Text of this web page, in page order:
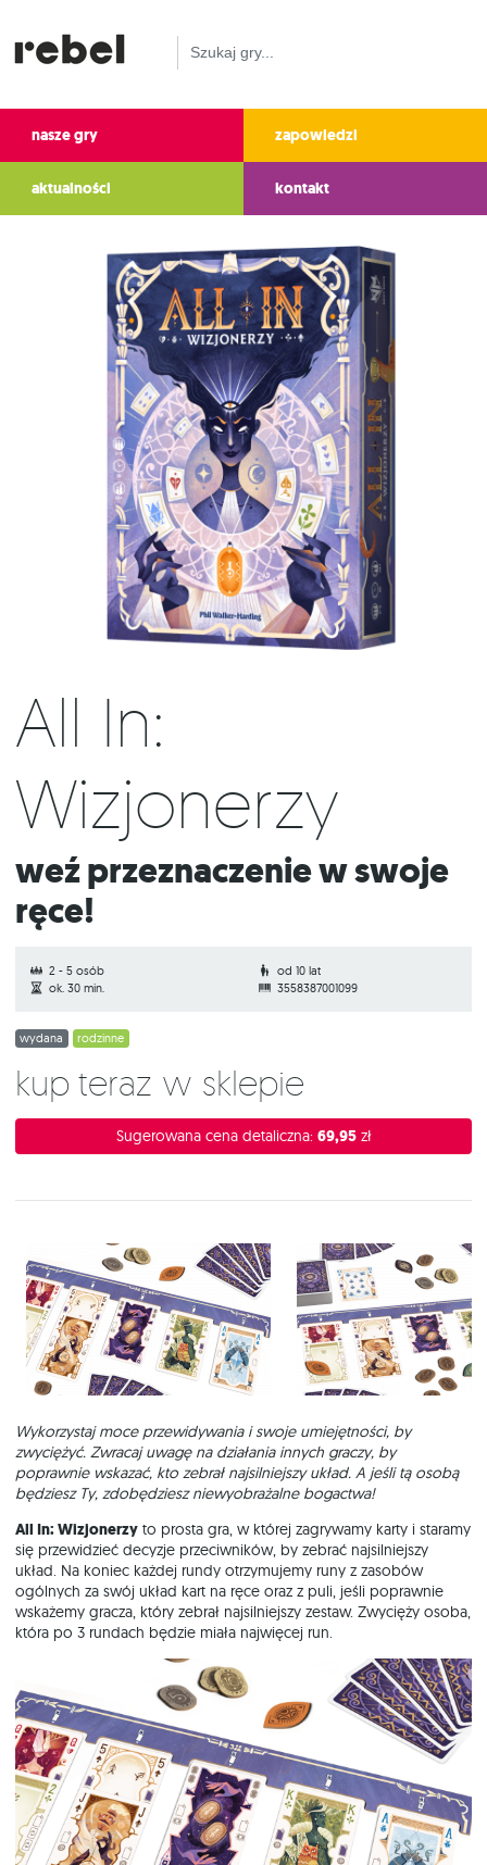
nasze gry zapowiedzi
aktualności kontakt
All In:
Wizjonerzy
Weź przeznaczenie w swoje
ręce!
2 - 5 osób
od 10 lat
ok. 30 min.
3558387001099
wydana rodzinne
Kup teraz w sklepie
Sugerowana cena detaliczna: 69,95 zł
Wykorzystaj moce przewidywania i swoje umiejętności, by
zwyciężyć. Zwracaj uwagę na działania innych graczy, by
poprawnie wskazać, kto zebrał najsilniejszy układ. A jeśli tą osobą
będziesz Ty, zdobędziesz niewyobrażalne bogactwa!
All In: Wizjonerzy to prosta gra, w której zagrywamy karty i staramy
się przewidzieć decyzje przeciwników, by zebrać najsilniejszy
układ. Na koniec każdej rundy otrzymujemy runy z zasobów
ogólnych za swój układ kart na ręce oraz z puli, jeśli poprawnie
wskażemy gracza, który zebrał najsilniejszy zestaw. Zwycięży osoba,
która po 3 rundach będzie miała najwięcej run.